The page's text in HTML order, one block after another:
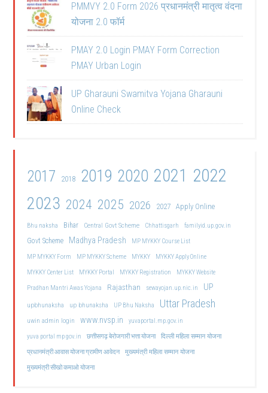
PMMVY 2.0 Form 2026 प्रधानमंत्री मातृत्व वंदना
योजना 2.0 फॉर्म
PMAY 2.0 Login PMAY Form Correction
PMAY Urban Login
UP Gharauni Swamitva Yojana Gharauni
Online Check
2017 2018 2019 2020 2021 2022
2023 2024 2025 2026 2027 Apply Online
Bhu naksha Bihar Central Govt Scheme Chhattisgarh familyid.up.gov.in
Govt Scheme Madhya Pradesh
MP MYKKY Course List
MP MYKKY Form
MP MYKKY Scheme MYKKY
MYKKY Apply Online
MYKKY Center List
MYKKY Portal MYKKY Registration
MYKKY Website
Pradhan Mantri Awas Yojana
Rajasthan sewayojan.up.nic.in UP
upbhunaksha up bhunaksha UP Bhu Naksha Uttar Pradesh
uwin admin login www.nvsp.in
yuvaportal.mp.gov.in
yuva portal mp gov.in
छत्तीसगढ़ बेरोजगारी भत्ता योजना दिल्ली महिला सम्मान योजना
प्रधानमंत्री आवास योजना ग्रामीण आवेदन मुख्यमंत्री महिला सम्मान योजना
मुख्यमंत्री सीखो कमाओ योजना